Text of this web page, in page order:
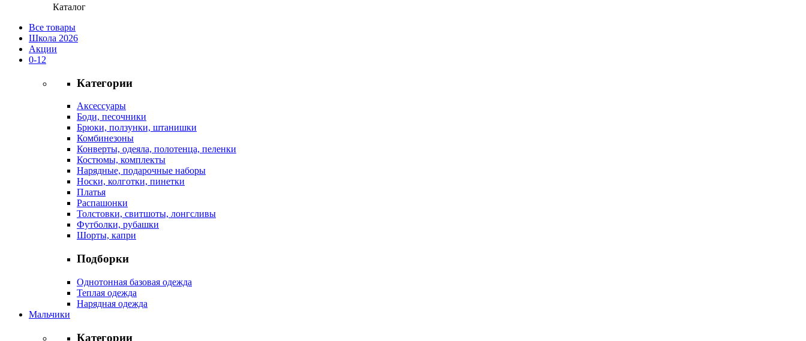
Каталог
Все товары
Школа 2026
Акции
0-12
Категории
Аксессуары
Боди, песочники
Брюки, ползунки, штанишки
Комбинезоны
Конверты, одеяла, полотенца, пеленки
Костюмы, комплекты
Нарядные, подарочные наборы
Носки, колготки, пинетки
Платья
Распашонки
Толстовки, свитшоты, лонгсливы
Футболки, рубашки
Шорты, капри
Подборки
Однотонная базовая одежда
Теплая одежда
Нарядная одежда
Мальчики
Категории